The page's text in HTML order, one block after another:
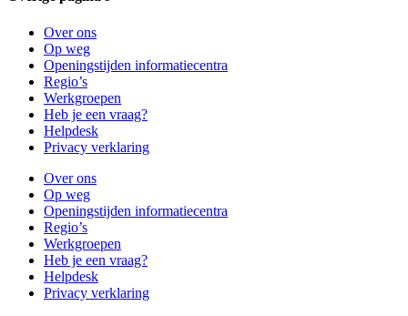
Over ons
Op weg
Openingstijden informatiecentra
Regio’s
Werkgroepen
Heb je een vraag?
Helpdesk
Privacy verklaring
Over ons
Op weg
Openingstijden informatiecentra
Regio’s
Werkgroepen
Heb je een vraag?
Helpdesk
Privacy verklaring